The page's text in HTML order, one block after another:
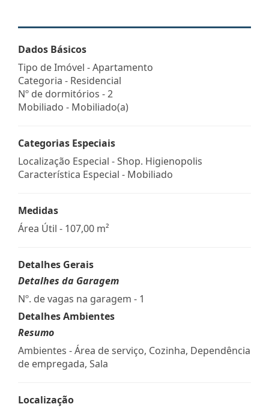
Dados Básicos
Tipo de Imóvel - Apartamento
Categoria - Residencial
Nº de dormitórios - 2
Mobiliado - Mobiliado(a)
Categorias Especiais
Localização Especial - Shop. Higienopolis
Característica Especial - Mobiliado
Medidas
Área Útil - 107,00 m²
Detalhes Gerais
Detalhes da Garagem
Nº. de vagas na garagem - 1
Detalhes Ambientes
Resumo
Ambientes - Área de serviço, Cozinha, Dependência
de empregada, Sala
Localização